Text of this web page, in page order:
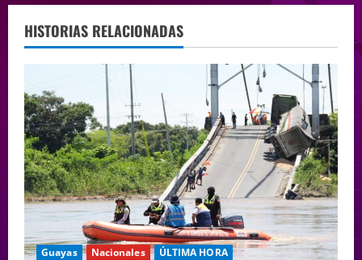
HISTORIAS RELACIONADAS
Guayas Nacionales ÚLTIMA HORA